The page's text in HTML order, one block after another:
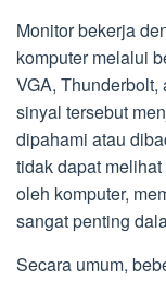
Monitor bekerja
komputer melalui
VGA, Thunderbolt,
sinyal tersebut
dipahami atau
tidak dapat
oleh komputer,
sangat penting
Secara umum,